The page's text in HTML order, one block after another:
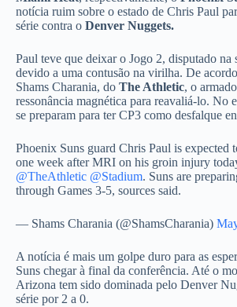
notícia ruim sobre o estado de Chris Paul
série contra o Denver Nuggets.
Paul teve que deixar o Jogo 2, disputado na
devido a uma contusão na virilha. De
Shams Charania, do The Athletic, o
ressonância magnética para reavaliá-lo. No
se preparam para ter CP3 como desfalque
Phoenix Suns guard Chris Paul is expected
one week after MRI on his groin injury
@TheAthletic @Stadium. Suns are
through Games 3-5, sources said.
— Shams Charania (@ShamsCharania)
A notícia é mais um golpe duro para as
Suns chegar à final da conferência. Até o
Arizona tem sido dominada pelo Denver
série por 2 a 0.